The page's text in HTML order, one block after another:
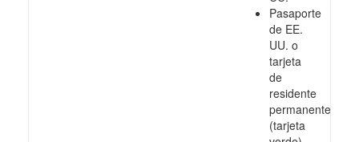
Pasaporte
de EE.
UU. o
tarjeta
de
residente
permanente
(tarjeta